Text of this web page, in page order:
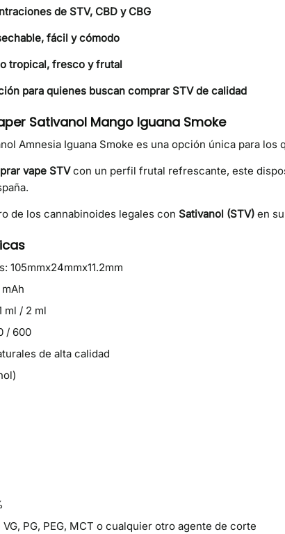
de STV, CBD y CBG
fácil y cómodo
tropical, fresco y frutal
para quienes buscan comprar STV de calidad
Sativanol Mango Iguana Smoke
Amnesia Iguana Smoke es una opción única para los
vape STVcon un perfil frutal refrescante, este
de los cannabinoides legales con Sativanol (STV) en
105mmx24mmx11.2mm
ml / 2 ml
/ 600
de alta calidad
PG, PEG, MCT o cualquier otro agente de corte